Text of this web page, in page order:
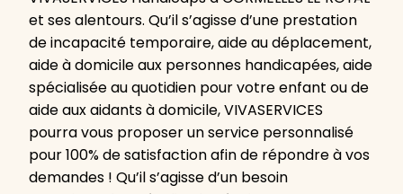
et ses alentours. Qu’il s’agisse d’une prestation
de incapacité temporaire, aide au déplacement,
aide à domicile aux personnes handicapées, aide
spécialisée au quotidien pour votre enfant ou de
aide aux aidants à domicile, VIVASERVICES
pourra vous proposer un service personnalisé
pour 100% de satisfaction afin de répondre à vos
demandes ! Qu’il s’agisse d’un besoin